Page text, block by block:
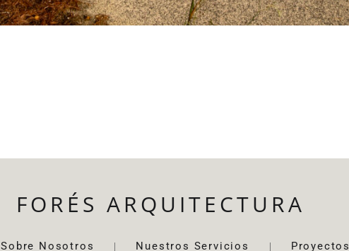
FORÉS ARQUITECTURA
Sobre Nosotros Nuestros Servicios Proyectos